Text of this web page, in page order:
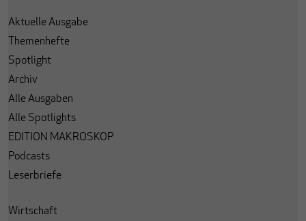
Aktuelle Ausgabe
Themenhefte
Spotlight
Archiv
Alle Ausgaben
Alle Spotlights
EDITION MAKROSKOP
Podcasts
Leserbriefe
Wirtschaft